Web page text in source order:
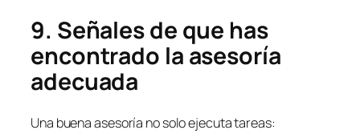
9. Señales de que has
encontrado la asesoría
adecuada
Una buena asesoría no solo ejecuta tareas: